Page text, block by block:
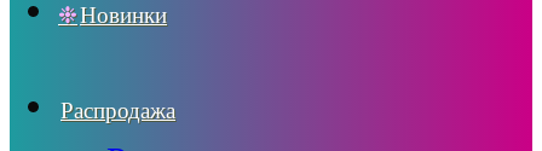
Новинки
Распродажа